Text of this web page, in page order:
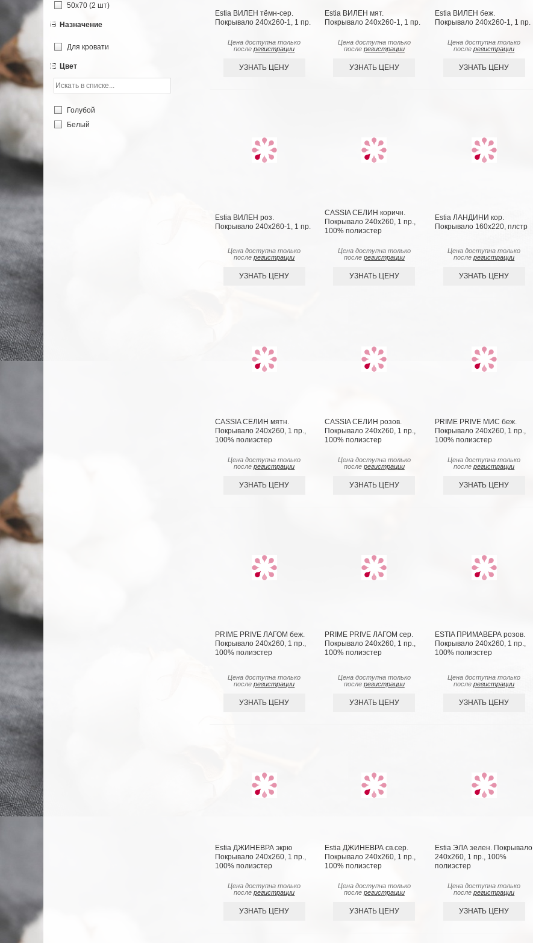
Estia ВИЛЕН тёмн-сер.
Покрывало 240х260-1, 1 пр.
Цена доступна только
послерегистрации
УЗНАТЬ ЦЕНУ
Estia ВИЛЕН мят.
Покрывало 240х260-1, 1 пр.
Цена доступна только
после регистрации
УЗНАТЬ ЦЕНУ
Estia ВИЛЕН беж.
Покрывало 240х260-1, 1 пр.
Цена доступна только
послерегистрации
УЗНАТЬ ЦЕНУ
Estia ВИЛЕН роз.
Покрывало 240х260-1, 1 пр.
Цена доступна только
послерегистрации
УЗНАТЬ ЦЕНУ
CASSIA СЕЛИН коричн.
Покрывало 240х260, 1 пр.,
100% полиэстер
Цена доступна только
после регистрации
УЗНАТЬ ЦЕНУ
Estia ЛАНДИНИ кор.
Покрывало 160х220, плстр
Цена доступна только
послерегистрации
УЗНАТЬ ЦЕНУ
CASSIA СЕЛИН мятн.
Покрывало 240х260, 1 пр.,
100% полиэстер
Цена доступна только
послерегистрации
УЗНАТЬ ЦЕНУ
CASSIA СЕЛИН розов.
Покрывало 240х260, 1 пр.,
100% полиэстер
Цена доступна только
после регистрации
УЗНАТЬ ЦЕНУ
PRIME PRIVE МИС беж.
Покрывало 240х260, 1 пр.,
100% полиэстер
Цена доступна только
послерегистрации
УЗНАТЬ ЦЕНУ
PRIME PRIVE ЛАГОМ беж.
Покрывало 240х260, 1 пр.,
100% полиэстер
Цена доступна только
послерегистрации
УЗНАТЬ ЦЕНУ
PRIME PRIVE ЛАГОМ сер.
Покрывало 240х260, 1 пр.,
100% полиэстер
Цена доступна только
после регистрации
УЗНАТЬ ЦЕНУ
ESTIA ПРИМАВЕРА розов.
Покрывало 240х260, 1 пр.,
100% полиэстер
Цена доступна только
послерегистрации
УЗНАТЬ ЦЕНУ
Estia ДЖИНЕВРА экрю
Покрывало 240х260, 1 пр.,
100% полиэстер
Цена доступна только
послерегистрации
УЗНАТЬ ЦЕНУ
Estia ДЖИНЕВРА св.сер.
Покрывало 240х260, 1 пр.,
100% полиэстер
Цена доступна только
после регистрации
УЗНАТЬ ЦЕНУ
Estia ЭЛА зелен. Покрывало
240х260, 1 пр., 100%
полиэстер
Цена доступна только
послерегистрации
УЗНАТЬ ЦЕНУ
50х70 (2 шт)
Назначение
Для кровати
Цвет
Голубой
Белый